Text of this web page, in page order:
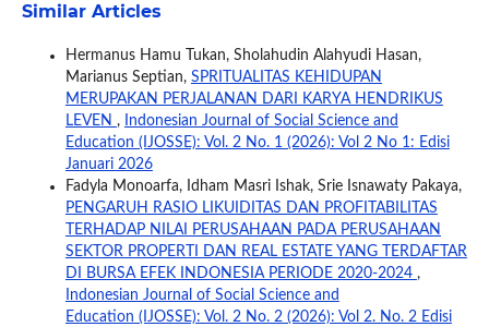
Similar Articles
Hermanus Hamu Tukan, Sholahudin Alahyudi Hasan,
Marianus Septian, SPRITUALITAS KEHIDUPAN
MERUPAKAN PERJALANAN DARI KARYA HENDRIKUS
LEVEN ,
Indonesian Journal of Social Science and
Education (IJOSSE): Vol. 2 No. 1 (2026): Vol 2 No 1: Edisi
Januari 2026
Fadyla Monoarfa, Idham Masri Ishak, Srie Isnawaty Pakaya,
PENGARUH RASIO LIKUIDITAS DAN PROFITABILITAS
TERHADAP NILAI PERUSAHAAN PADA PERUSAHAAN
SEKTOR PROPERTI DAN REAL ESTATE YANG TERDAFTAR
DI BURSA EFEK INDONESIA PERIODE 2020-2024 ,
Indonesian Journal of Social Science and
Education (IJOSSE): Vol. 2 No. 2 (2026): Vol 2. No. 2 Edisi